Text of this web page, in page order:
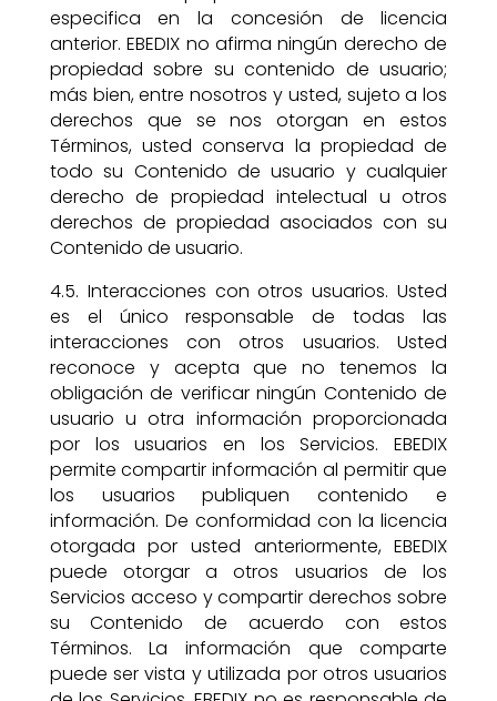
especifica en la concesión de licencia
anterior. EBEDIX no afirma ningún derecho de
propiedad sobre su contenido de usuario;
más bien, entre nosotros y usted, sujeto a los
derechos que se nos otorgan en estos
Términos, usted conserva la propiedad de
todo su Contenido de usuario y cualquier
derecho de propiedad intelectual u otros
derechos de propiedad asociados con su
Contenido de usuario.
4.5. Interacciones con otros usuarios. Usted
es el único responsable de todas las
interacciones con otros usuarios. Usted
reconoce y acepta que no tenemos la
obligación de verificar ningún Contenido de
usuario u otra información proporcionada
por los usuarios en los Servicios. EBEDIX
permite compartir información al permitir que
los usuarios publiquen contenido e
información. De conformidad con la licencia
otorgada por usted anteriormente, EBEDIX
puede otorgar a otros usuarios de los
Servicios acceso y compartir derechos sobre
su Contenido de acuerdo con estos
Términos. La información que comparte
puede ser vista y utilizada por otros usuarios